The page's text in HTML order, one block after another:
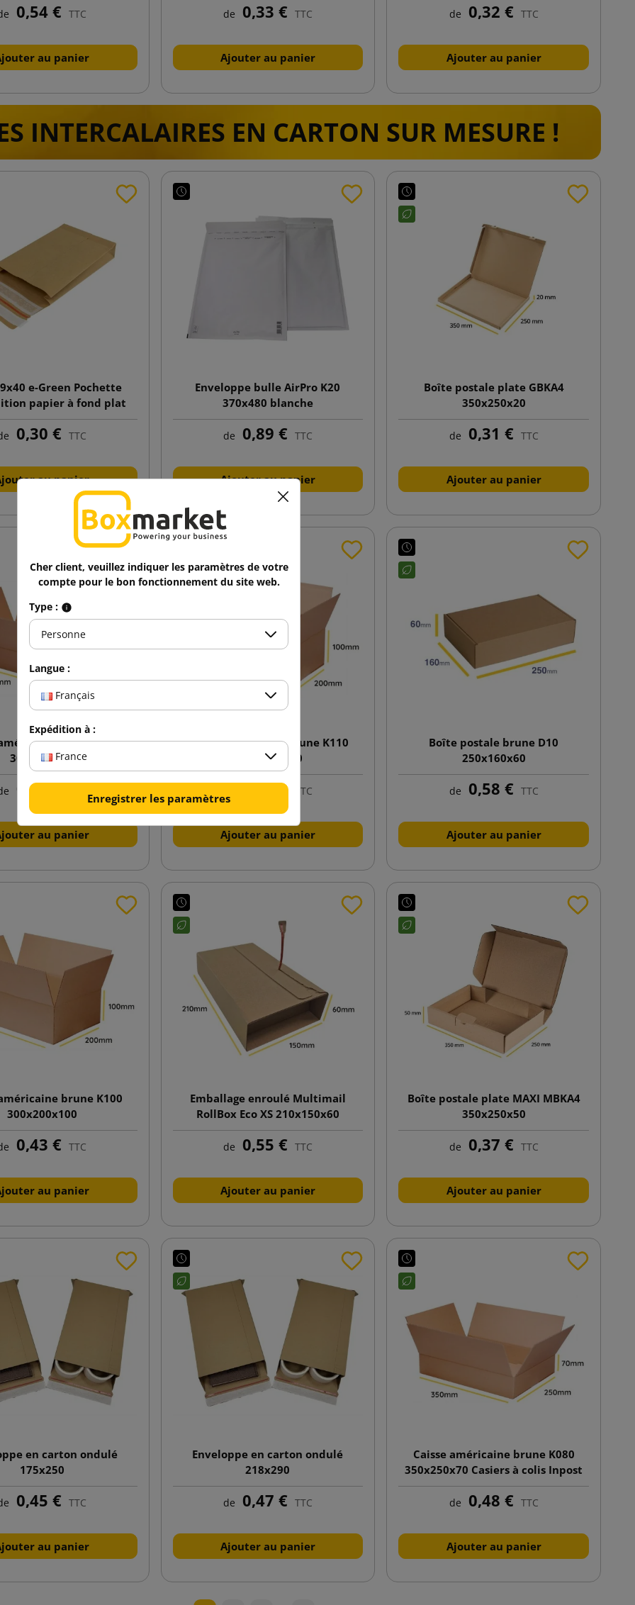
0,54 € TTC
au panier
de 0,33 € TTC
Ajouter au panier
de 0,32 € TTC
Ajouter au panier
INTERCALAIRES EN CARTON SUR MESURE !
e-Green Pochette
papier à fond plat
0,30 € TTC
au panier
Enveloppe bulle AirPro K20
370x480 blanche
de 0,89 € TTC
Ajouter au panier
Boîte postale plate GBKA4
350x250x20
de 0,31 € TTC
Ajouter au panier
brune K105
300x200x70
0,42 €
au panier
Caisse américaine brune K110
250x200x100
0,38 € TTC
Ajouter au panier
Boîte postale brune D10
250x160x60
de 0,58 € TTC
Ajouter au panier
brune K100
300x200x100
0,43 € TTC
au panier
Emballage enroulé Multimail
RollBox Eco XS 210x150x60
de 0,55 € TTC
Ajouter au panier
Boîte postale plate MAXI MBKA4
350x250x50
de 0,37 € TTC
Ajouter au panier
en carton ondulé
175x250
0,45 € TTC
au panier
Enveloppe en carton ondulé
218x290
de 0,47 € TTC
Ajouter au panier
Caisse américaine brune K080
350x250x70 Casiers à colis Inpost
taille A
de 0,48 € TTC
Ajouter au panier
Cher client, veuillez indiquer les paramètres de votre
compte pour le bon fonctionnement du site web.
Type :
Personne
Langue :
Français
Expédition à :
France
Enregistrer les paramètres